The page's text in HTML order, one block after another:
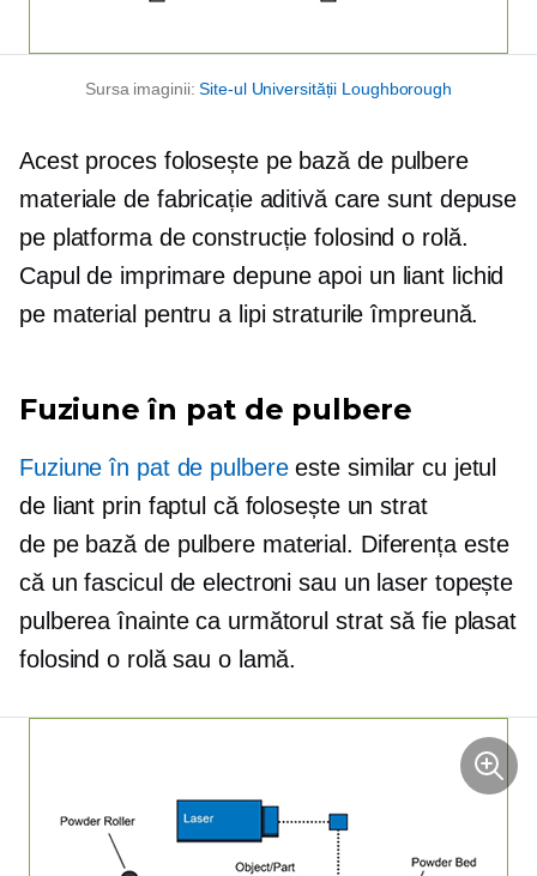
Sursa imaginii:Site-ul Universității Loughborough
Acest proces folosește pe bază de pulbere
materiale de fabricație aditivă care sunt depuse
pe platforma de construcție folosind o rolă.
Capul de imprimare depune apoi un liant lichid
pe material pentru a lipi straturile împreună.
Fuziune în pat de pulbere
Fuziune în pat de pulbereeste similar cu jetul
de liant prin faptul că folosește un strat
de pe bază de pulberematerial. Diferența este
că un fascicul de electroni sau un laser topește
pulberea înainte ca următorul strat să fie plasat
folosind o rolă sau o lamă.